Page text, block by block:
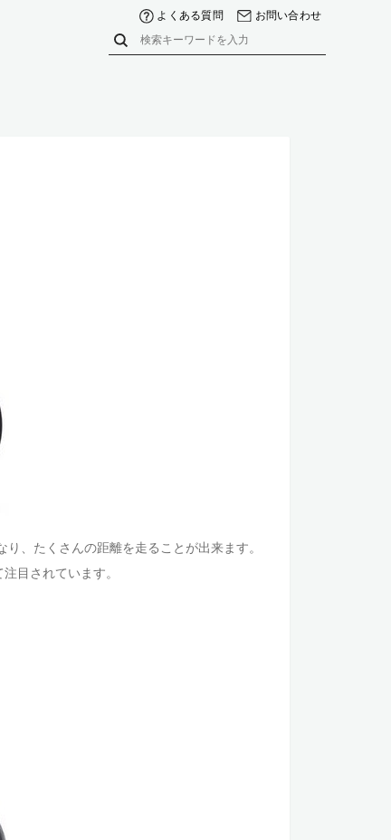
よくある質問 お問い合わせ
、たくさんの距離を走ることが出来ます。
目されています。